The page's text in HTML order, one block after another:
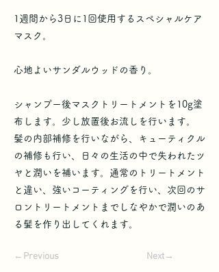
1週間から3日に1回使用するスペシャルケア
マスク。
心地よいサンダルウッドの香り。
シャンプー後マスクトリートメントを10g塗
布します。少し放置後お流しを行います。
髪の内部補修を行いながら、キューティクル
の補修も行い、日々の生活の中で失われたツ
ヤと潤いを補います。通常のトリートメント
と違い、強いコーティングを行い、次回のサ
ロントリートメントまでしなやかで潤いのあ
る髪を作り出してくれます。
←Previous Next→